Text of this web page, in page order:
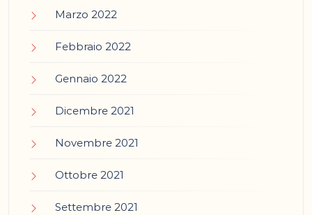
Marzo 2022
Febbraio 2022
Gennaio 2022
Dicembre 2021
Novembre 2021
Ottobre 2021
Settembre 2021